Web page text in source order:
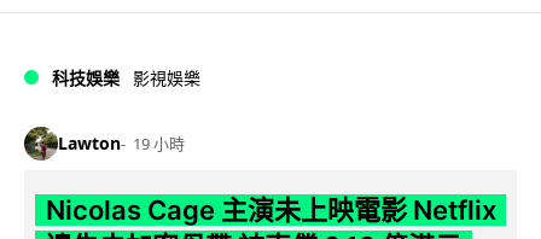
科技娛樂 影視娛樂
Lawton 19 小時
Nicolas Cage 主演未上映電影 Netflix